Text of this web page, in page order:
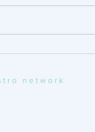
network